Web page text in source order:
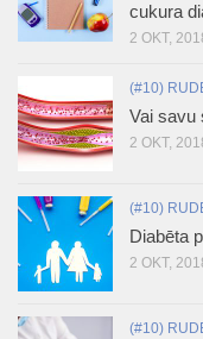
cukura
2 OKT,
(#10)
Vai savu
2 OKT,
(#10)
Diabēta
2 OKT,
(#10)